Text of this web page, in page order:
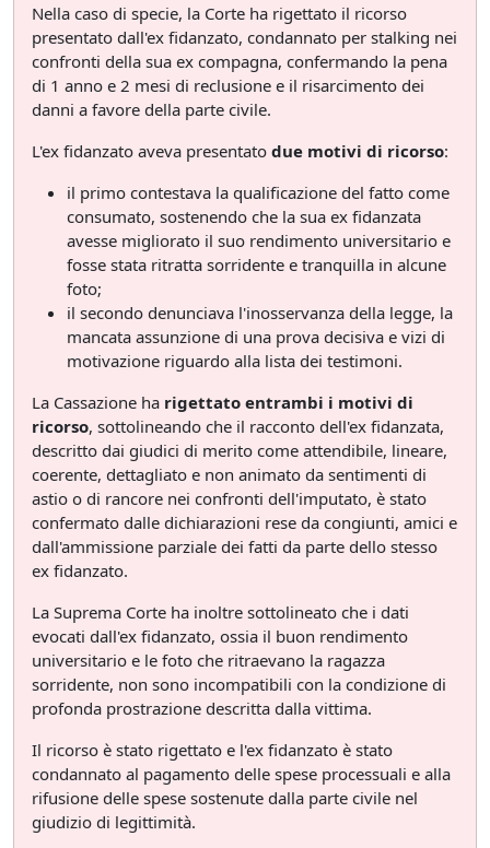
Nella caso di specie, la Corte ha rigettato il ricorso
presentato dall'ex fidanzato, condannato per stalking nei
confronti della sua ex compagna, confermando la pena
di 1 anno e 2 mesi di reclusione e il risarcimento dei
danni a favore della parte civile.
L'ex fidanzato aveva presentato due motivi di ricorso:
il primo contestava la qualificazione del fatto come
consumato, sostenendo che la sua ex fidanzata
avesse migliorato il suo rendimento universitario e
fosse stata ritratta sorridente e tranquilla in alcune
foto;
il secondo denunciava l'inosservanza della legge, la
mancata assunzione di una prova decisiva e vizi di
motivazione riguardo alla lista dei testimoni.
La Cassazione ha rigettato entrambi i motivi di
ricorso, sottolineando che il racconto dell'ex fidanzata,
descritto dai giudici di merito come attendibile, lineare,
coerente, dettagliato e non animato da sentimenti di
astio o di rancore nei confronti dell'imputato, è stato
confermato dalle dichiarazioni rese da congiunti, amici e
dall'ammissione parziale dei fatti da parte dello stesso
ex fidanzato.
La Suprema Corte ha inoltre sottolineato che i dati
evocati dall'ex fidanzato, ossia il buon rendimento
universitario e le foto che ritraevano la ragazza
sorridente, non sono incompatibili con la condizione di
profonda prostrazione descritta dalla vittima.
Il ricorso è stato rigettato e l'ex fidanzato è stato
condannato al pagamento delle spese processuali e alla
rifusione delle spese sostenute dalla parte civile nel
giudizio di legittimità.